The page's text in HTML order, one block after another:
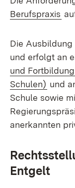
Berufspraxis
Die Ausbildung
und erfolgt an
und
Schulen) und
Schule sowie
anerkannten
Entgelt